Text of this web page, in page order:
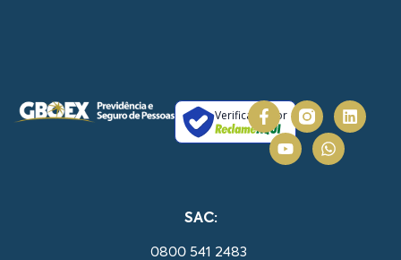
Verificada por
SAC:
0800 541 2483